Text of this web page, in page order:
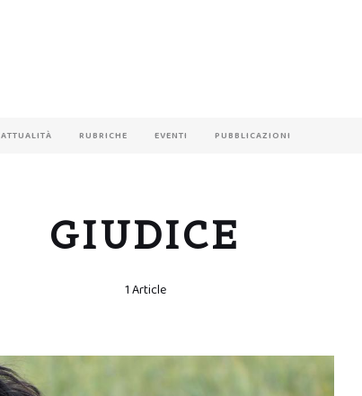
ATTUALITÀ RUBRICHE EVENTI PUBBLICAZIONI
GIUDICE
1 Article